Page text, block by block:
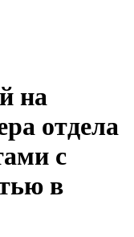
на
отдела
с
в